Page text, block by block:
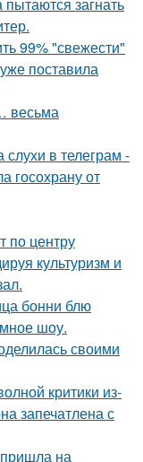
99% "свежести"
поставила
весьма
в телеграм -
госохрану от
по центру
культуризм и
бонни блю
шоу.
своими
критики из-
запечатлена с
на